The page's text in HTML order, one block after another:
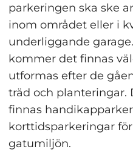
parkeringen ska ske
inom området eller i
underliggande
kommer det finnas
utformas efter de
träd och planteringar.
finnas
korttidsparkeringar
gatumiljön.